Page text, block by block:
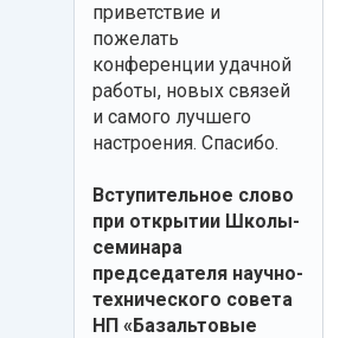
приветствие и
пожелать
конференции удачной
работы, новых связей
и самого лучшего
настроения. Спасибо.
Вступительное слово
при открытии Школы-
семинара
председателя научно-
технического совета
НП «Базальтовые